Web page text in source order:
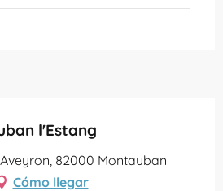
l'Estang
82000 Montauban
Cómo llegar